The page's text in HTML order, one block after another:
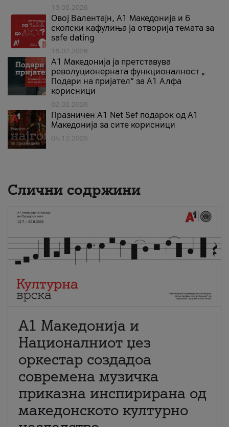
18.05.2026
Овој Валентајн, A1 Македонија и 6
скопски кафулиња ја отворија темата за
safe dating
16.02.2026
А1 Македонија ја претставува
револуционерната функционалност „
Подари на пријател“ за А1 Алфа
корисници
02.02.2026
Празничен A1 Net Sеf подарок од А1
Македонија за сите корисници
04.12.2025
Слични содржини
А1 Македонија и
Националниот џез
оркестар создадоа
современа музичка
приказна инспирирана од
македонското културно